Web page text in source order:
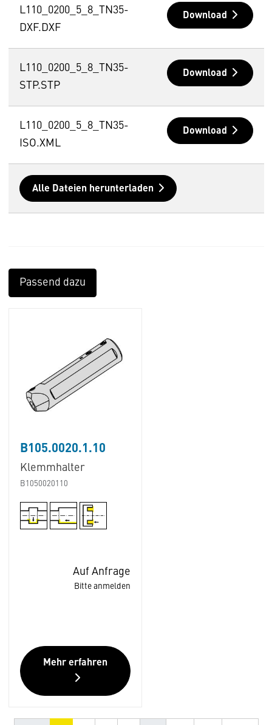
L110_0200_5_8_TN35-
DXF.DXF
Download
L110_0200_5_8_TN35-
STP.STP
Download
L110_0200_5_8_TN35-
ISO.XML
Download
Alle Dateien herunterladen
Passend dazu
B105.0020.1.10
Klemmhalter
B1050020110
Auf Anfrage
Bitte anmelden
Mehr erfahren